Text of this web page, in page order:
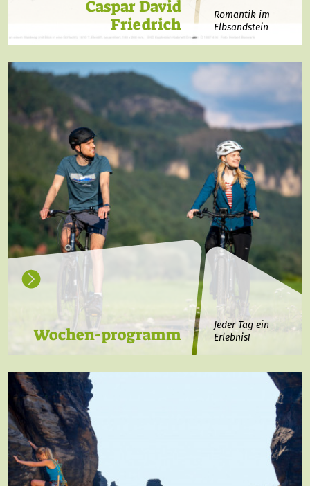
Caspar David
Friedrich
Romantik im
Elbsandstein
Wochen-programm
Jeder Tag ein
Erlebnis!